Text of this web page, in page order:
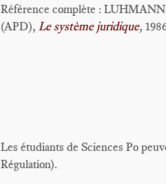
Référence complète :
(APD), Le système juridique,
Les étudiants de Sciences Po
Régulation).